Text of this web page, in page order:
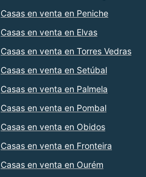
Casas en venta en Peniche
Casas en venta en Elvas
Casas en venta en Torres Vedras
Casas en venta en Setúbal
Casas en venta en Palmela
Casas en venta en Pombal
Casas en venta en Obidos
Casas en venta en Fronteira
Casas en venta en Ourém